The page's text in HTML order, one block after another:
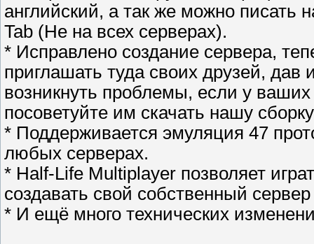
английский, а так же можно писать
Tab (Не на всех серверах).
* Исправлено создание сервера,
приглашать туда своих друзей, дав
возникнуть проблемы, если у ваших
посоветуйте им скачать нашу
* Поддерживается эмуляция 47
любых серверах.
* Half-Life Multiplayer позволяет
создавать свой собственный
* И ещё много технических